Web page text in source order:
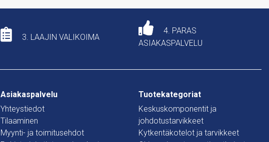
3. LAAJIN VALIKOIMA
4. PARAS
ASIAKASPALVELU
Asiakaspalvelu
Yhteystiedot
Tilaaminen
Myynti- ja toimitusehdot
Tuotekategoriat
Keskuskomponentit ja
johdotustarvikkeet
Kytkentäkotelot ja tarvikkeet